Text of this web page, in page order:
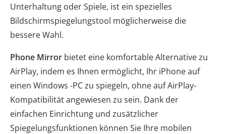
Unterhaltung oder Spiele, ist ein spezielles
Bildschirmspiegelungstool möglicherweise die
bessere Wahl.
Phone Mirror bietet eine komfortable Alternative zu
AirPlay, indem es Ihnen ermöglicht, Ihr iPhone auf
einen Windows -PC zu spiegeln, ohne auf AirPlay-
Kompatibilität angewiesen zu sein. Dank der
einfachen Einrichtung und zusätzlicher
Spiegelungsfunktionen können Sie Ihre mobilen